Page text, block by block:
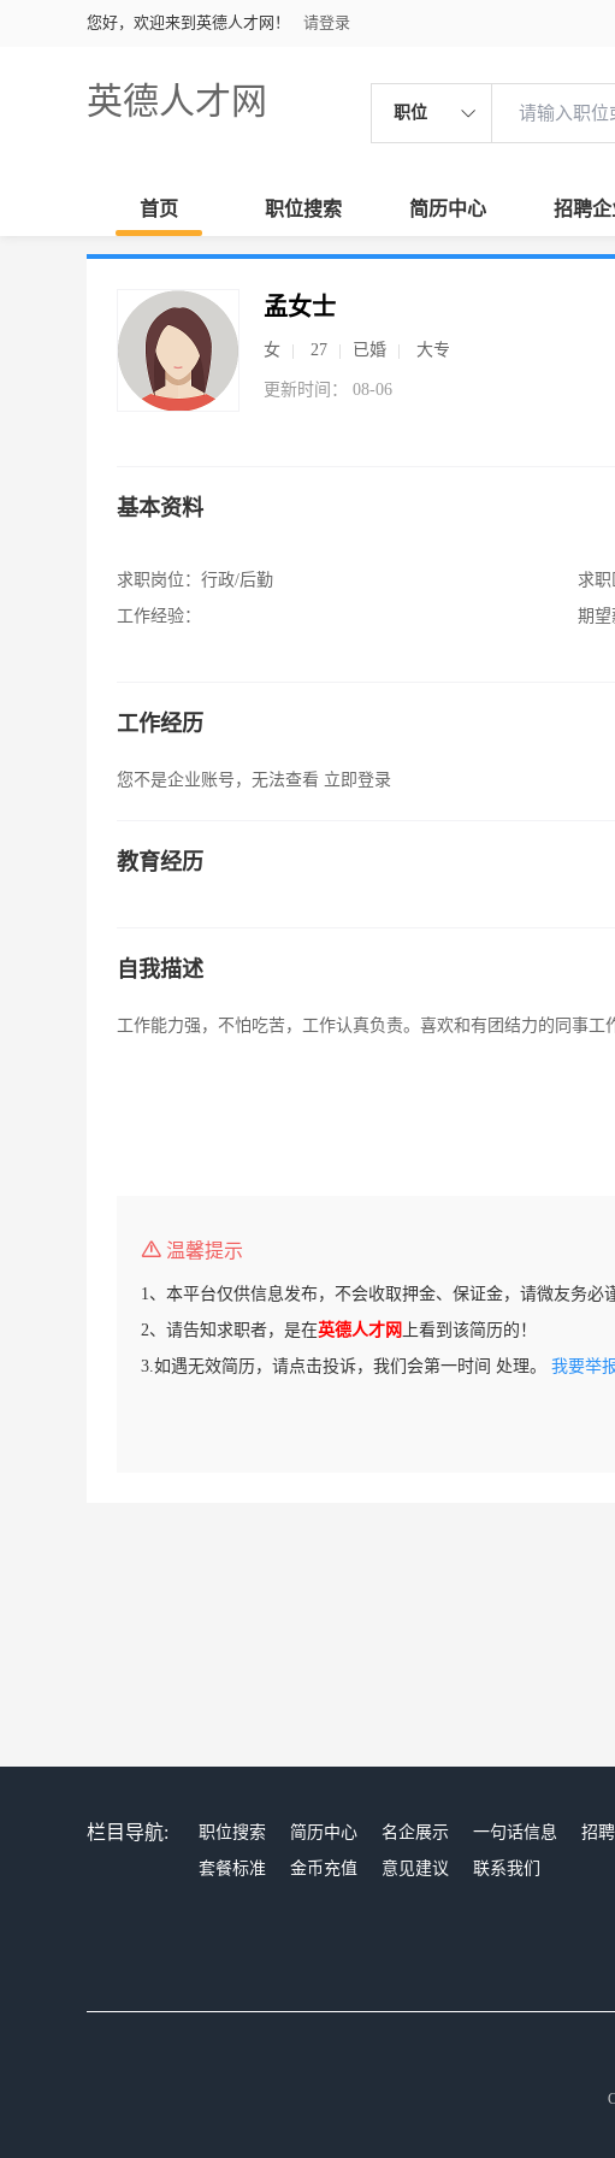
您好，欢迎来到英德人才网！ 请登录
英德人才网 职位
首页 职位搜索 简历中心 招聘企
孟女士
女 27 已婚 大专
更新时间： 08-06
基本资料
求职岗位： 行政/后勤
工作经验：
求职
期望
工作经历
您不是企业账号，无法查看 立即登录
教育经历
自我描述
工作能力强，不怕吃苦，工作认真负责。喜欢和有团结力的同事工
温馨提示
1、本平台仅供信息发布，不会收取押金、保证金，请微友务必
2、请告知求职者，是在英德人才网 上看到该简历的！
3.如遇无效简历，请点击投诉，我们会第一时间 处理。 我要举
栏目导航: 职位搜索 简历中心 名企展示 一句话信息 招
套餐标准
金币充值 意见建议 联系我们